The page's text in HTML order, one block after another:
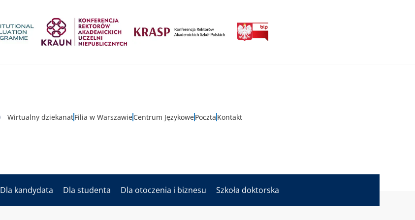
Wirtualny dziekanatFilia w WarszawieCentrum JęzykowePoczta Kontakt
Dla kandydata Dla studenta Dla otoczenia i biznesu Szkoła doktorska